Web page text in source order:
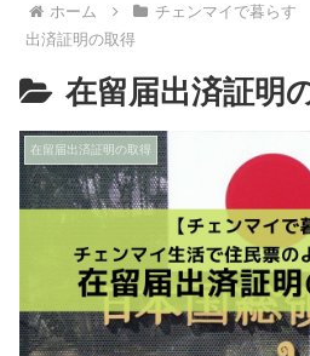
ホーム チェンマイで暮らす
出済証明の取得
在留届出済証明
在留届出済証明の取得